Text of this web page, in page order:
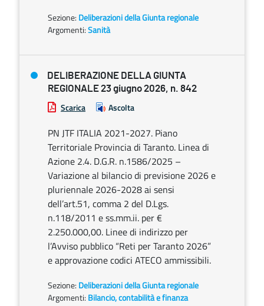
Sezione: Deliberazioni della Giunta regionale
Argomenti:Sanità
DELIBERAZIONE DELLA GIUNTA
REGIONALE 23 giugno 2026, n. 842
Scarica Ascolta
PN JTF ITALIA 2021-2027. Piano
Territoriale Provincia di Taranto. Linea di
Azione 2.4. D.G.R. n.1586/2025 –
Variazione al bilancio di previsione 2026 e
pluriennale 2026-2028 ai sensi
dell’art.51, comma 2 del D.Lgs.
n.118/2011 e ss.mm.ii. per €
2.250.000,00. Linee di indirizzo per
l’Avviso pubblico “Reti per Taranto 2026”
e approvazione codici ATECO ammissibili.
Sezione: Deliberazioni della Giunta regionale
Argomenti: Bilancio, contabilità e finanza